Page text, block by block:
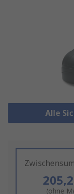
Alle
(ohne